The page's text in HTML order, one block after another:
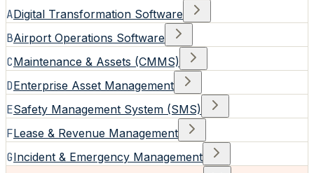
ADigital Transformation Software
BAirport Operations Software
CMaintenance & Assets (CMMS)
DEnterprise Asset Management
ESafety Management System (SMS)
FLease & Revenue Management
GIncident & Emergency Management